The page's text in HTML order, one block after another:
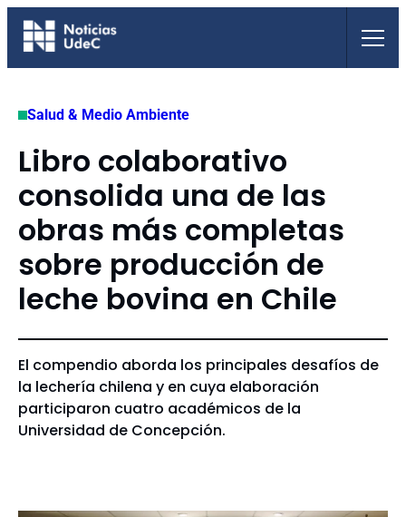
Saltar
Salud & Medio Ambiente
Libro colaborativo
consolida una de las
obras más completas
sobre producción de
leche bovina en Chile
El compendio aborda los principales desafíos de
la lechería chilena y en cuya elaboración
participaron cuatro académicos de la
Universidad de Concepción.